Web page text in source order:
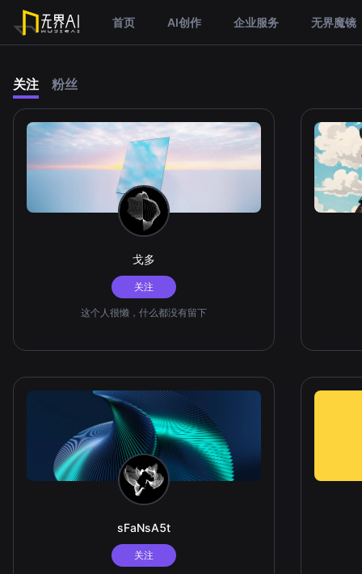
首页 AI创作 企业服务 无界魔镜
关注 粉丝
戈多
关注
这个人很懒，什么都没有留下
sFaNsA5t
关注